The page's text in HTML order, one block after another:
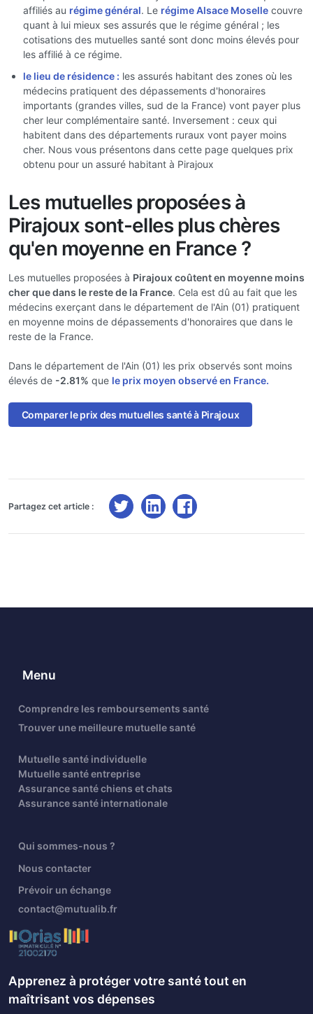
affiliés au régime général. Le régime Alsace Moselle couvre
quant à lui mieux ses assurés que le régime général ; les
cotisations des mutuelles santé sont donc moins élevés pour
les affilié à ce régime.
le lieu de résidence : les assurés habitant des zones où les
médecins pratiquent des dépassements d'honoraires
importants (grandes villes, sud de la France) vont payer plus
cher leur complémentaire santé. Inversement : ceux qui
habitent dans des départements ruraux vont payer moins
cher. Nous vous présentons dans cette page quelques prix
obtenu pour un assuré habitant à Pirajoux
Les mutuelles proposées à
Pirajoux sont-elles plus chères
qu'en moyenne en France ?
Les mutuelles proposées à Pirajoux coûtent en moyenne moins
cher que dans le reste de la France. Cela est dû au fait que les
médecins exerçant dans le département de l'Ain (01) pratiquent
en moyenne moins de dépassements d'honoraires que dans le
reste de la France.
Dans le département de l'Ain (01) les prix observés sont moins
élevés de -2.81% que le prix moyen observé en France.
Comparer le prix des mutuelles santé à Pirajoux
Partagez cet article :
Menu
Comprendre les remboursements santé
Trouver une meilleure mutuelle santé
Mutuelle santé individuelle
Mutuelle santé entreprise
Assurance santé chiens et chats
Assurance santé internationale
Qui sommes-nous ?
Nous contacter
Prévoir un échange
contact@mutualib.fr
Apprenez à protéger votre santé tout en
maîtrisant vos dépenses